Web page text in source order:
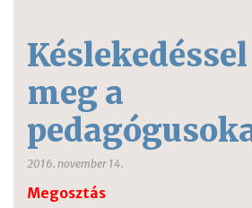
meg a
2016. november 14.
Megosztás